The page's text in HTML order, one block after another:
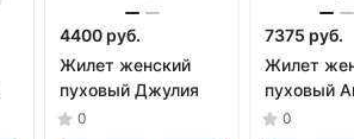
4400 руб.
Жилет женский
пуховый Джулия
0
7375 руб.
Жилет
пуховый
0